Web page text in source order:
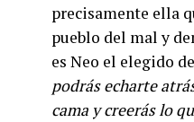
precisamente ella
pueblo del mal y
es Neo el elegido
podrás echarte
cama y creerás lo